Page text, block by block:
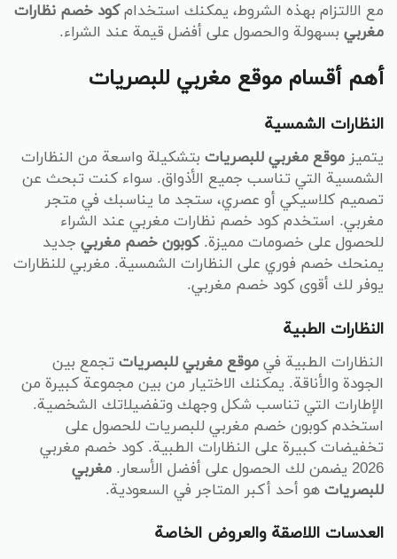
مع الالتزام بهذه الشروط، يمكنك استخدامكود خصم نظارات
مغربي بسهولة والحصول على أفضل قيمة عند الشراء.
أهم أقسام موقع مغربي للبصريات
النظارات الشمسية
يتميز موقع مغربي للبصريات بتشكيلة واسعة من النظارات
الشمسية التي تناسب جميع الأذواق. سواء كنت تبحث عن
تصميم كلاسيكي أو عصري، ستجد ما يناسبك في متجر
مغربي. استخدم كود خصم نظارات مغربي عند الشراء
للحصول على خصومات مميزة.كوبون خصم مغربي جديد
يمنحك خصم فوري على النظارات الشمسية. مغربي للنظارات
يوفر لك أقوى كود خصم مغربي.
النظارات الطبية
النظارات الطبية في موقع مغربي للبصريات تجمع بين
الجودة والأناقة. يمكنك الاختيار من بين مجموعة كبيرة من
الإطارات التي تناسب شكل وجهك وتفضيلاتك الشخصية.
استخدم كوبون خصم مغربي للبصريات للحصول على
تخفيضات كبيرة على النظارات الطبية. كود خصم مغربي
2026 يضمن لك الحصول على أفضل الأسعار.
مغربي
للبصريات هو أحد أكبر المتاجر في السعودية.
العدسات اللاصقة والعروض الخاصة